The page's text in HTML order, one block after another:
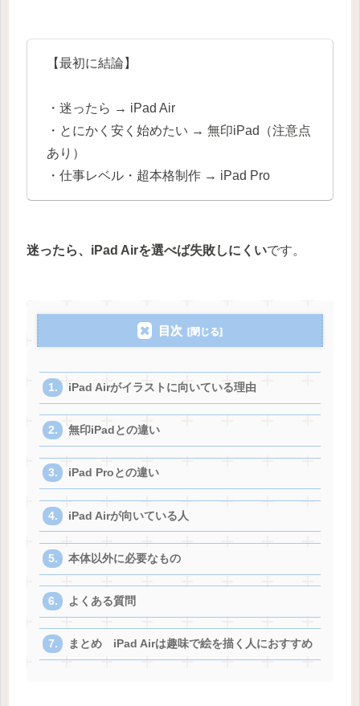
【最初に結論】
・迷ったら → iPad Air
・とにかく安く始めたい → 無印iPad（注意点
あり）
・仕事レベル・超本格制作 → iPad Pro
迷ったら、iPad Airを選べば失敗しにくいです。
目次
iPad Airがイラストに向いている理由
無印iPadとの違い
iPad Proとの違い
iPad Airが向いている人
本体以外に必要なもの
よくある質問
まとめ iPad Airは趣味で絵を描く人におすすめ